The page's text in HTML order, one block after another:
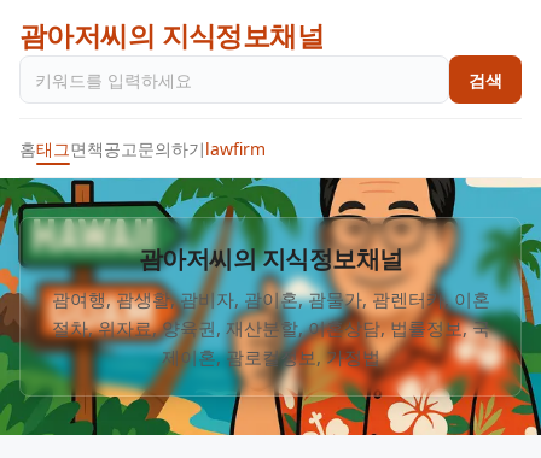
괌아저씨의 지식정보채널
검색
홈태그면책공고문의하기lawfirm
괌아저씨의 지식정보채널
괌여행, 괌생활, 괌비자, 괌이혼, 괌물가, 괌렌터카, 이혼
절차, 위자료, 양육권, 재산분할, 이혼상담, 법률정보, 국
제이혼, 괌로컬정보, 가정법